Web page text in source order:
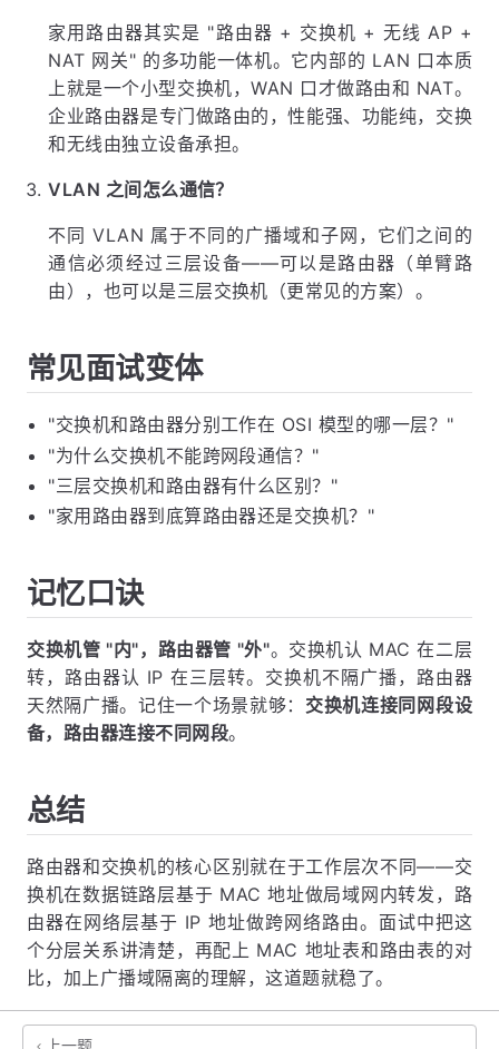
家用路由器其实是 "路由器 + 交换机 + 无线 AP +
NAT 网关" 的多功能一体机。它内部的 LAN 口本质
上就是一个小型交换机，WAN 口才做路由和 NAT。
企业路由器是专门做路由的，性能强、功能纯，交换
和无线由独立设备承担。
VLAN 之间怎么通信？
不同 VLAN 属于不同的广播域和子网，它们之间的
通信必须经过三层设备——可以是路由器（单臂路
由），也可以是三层交换机（更常见的方案）。
常见面试变体
"交换机和路由器分别工作在 OSI 模型的哪一层？"
"为什么交换机不能跨网段通信？"
"三层交换机和路由器有什么区别？"
"家用路由器到底算路由器还是交换机？"
记忆口诀
交换机管 "内"，路由器管 "外"。交换机认 MAC 在二层
转，路由器认 IP 在三层转。交换机不隔广播，路由器
天然隔广播。记住一个场景就够： 交换机连接同网段设
备，路由器连接不同网段。
总结
路由器和交换机的核心区别就在于工作层次不同——交
换机在数据链路层基于 MAC 地址做局域网内转发，路
由器在网络层基于 IP 地址做跨网络路由。面试中把这
个分层关系讲清楚，再配上 MAC 地址表和路由表的对
比，加上广播域隔离的理解，这道题就稳了。
上一题